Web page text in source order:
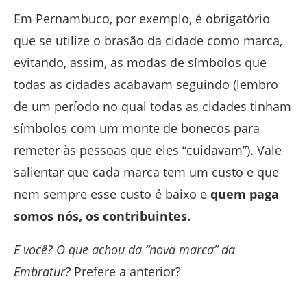
Em Pernambuco, por exemplo, é obrigatório
que se utilize o brasão da cidade como marca,
evitando, assim, as modas de símbolos que
todas as cidades acabavam seguindo (lembro
de um período no qual todas as cidades tinham
símbolos com um monte de bonecos para
remeter às pessoas que eles “cuidavam”). Vale
salientar que cada marca tem um custo e que
nem sempre esse custo é baixo e quem paga
somos nós, os contribuintes.
E você? O que achou da “nova marca” da
Embratur? Prefere a anterior?